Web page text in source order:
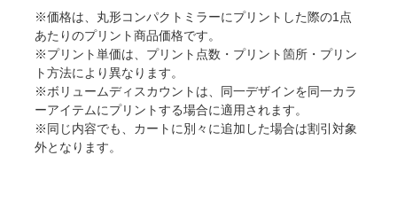
※価格は、丸形コンパクトミラーにプリントした際の1点
あたりのプリント商品価格です。
※プリント単価は、プリント点数・プリント箇所・プリン
ト方法により異なります。
※ボリュームディスカウントは、同一デザインを同一カラ
ーアイテムにプリントする場合に適用されます。
※同じ内容でも、カートに別々に追加した場合は割引対象
外となります。